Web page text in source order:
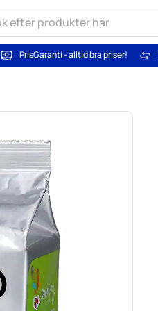
PrisGaranti - alltid bra priser!